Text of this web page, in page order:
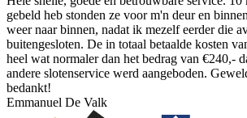
gebeld heb stonden ze voor m'n deur en
weer naar binnen, nadat ik mezelf eerder die
buitengesloten. De in totaal betaalde kosten
heel wat normaler dan het bedrag van €240,-
andere slotenservice werd aangeboden.
bedankt!
Emmanuel De Valk